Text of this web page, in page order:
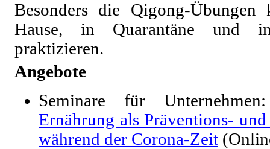
Besonders die Qigong-
Hause, in Quarantäne und
praktizieren.
Angebote
Seminare für
Ernährung als Präventions-
während der Corona-Zeit